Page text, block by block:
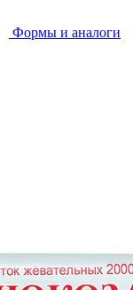
Формы и аналоги